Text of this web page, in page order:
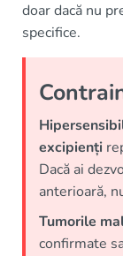
doar dacă nu
specifice.
excipienți
Dacă ai
anterioară,
Tumorile
confirmate